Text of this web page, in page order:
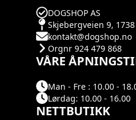
DOGSHOP AS
Skjebergveien 9,
kontakt@dogshop.no
Orgnr 924 479 868
VÅRE
Man - Fre : 10.00 -
Lørdag: 10.00 - 16.00
NETTBUTIKK